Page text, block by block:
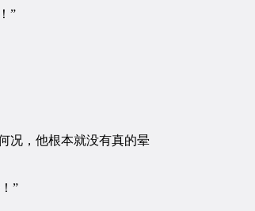
”
况，他根本就没有真的晕
”